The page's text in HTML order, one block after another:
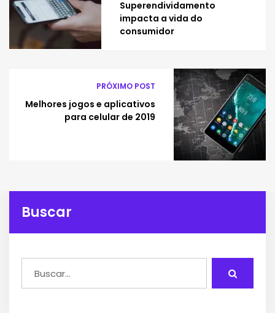
Superendividamento
impacta a vida do
consumidor
PRÓXIMO POST
Melhores jogos e aplicativos
para celular de 2019
Buscar